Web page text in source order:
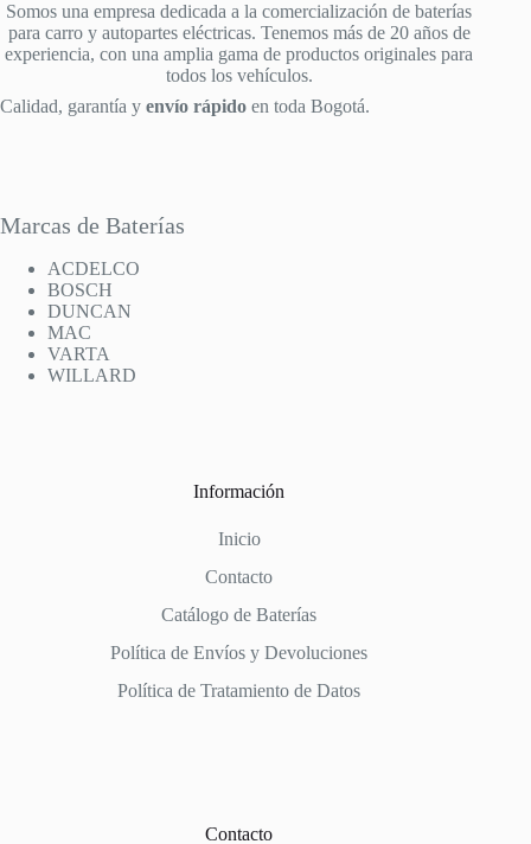
Somos una empresa dedicada a la comercialización de baterías
para carro y autopartes eléctricas. Tenemos más de 20 años de
experiencia, con una amplia gama de productos originales para
todos los vehículos.
Calidad, garantía y envío rápido en toda Bogotá.
Marcas de Baterías
ACDELCO
BOSCH
DUNCAN
MAC
VARTA
WILLARD
Información
Inicio
Contacto
Catálogo de Baterías
Política de Envíos y Devoluciones
Política de Tratamiento de Datos
Contacto